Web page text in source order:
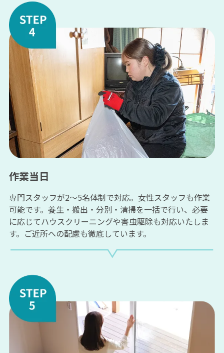
作業当日
専門スタッフが2〜5名体制で対応。女性スタッフも作業
可能です。養生・搬出・分別・清掃を一括で行い、必要
に応じてハウスクリーニングや害虫駆除も対応いたしま
す。ご近所への配慮も徹底しています。